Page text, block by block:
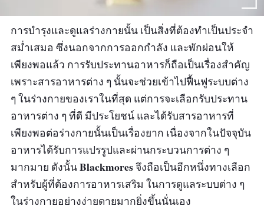
การบำรุงและดูแลร่างกายนั้น เป็นสิ่งที่ต้องทำเป็นประจำ
สม่ำเสมอ ซึ่งนอกจากการออกกำลัง และพักผ่อนให้
เพียงพอแล้ว การรับประทานอาหารก็ถือเป็นเรื่องสำคัญ
เพราะสารอาหารต่าง ๆ นั้นจะช่วยเข้าไปฟื้นฟูระบบต่าง
ๆ ในร่างกายของเราในที่สุด แต่การจะเลือกรับประทาน
อาหารต่าง ๆ ที่ดี มีประโยชน์ และได้รับสารอาหารที่
เพียงพอต่อร่างกายนั้นเป็นเรื่องยาก เนื่องจากในปัจจุบัน
อาหารได้รับการแปรรูปและผ่านกระบวนการต่าง ๆ
มากมาย ดังนั้นBlackmoresจึงถือเป็นอีกหนึ่งทางเลือก
สำหรับผู้ที่ต้องการอาหารเสริม ในการดูแลระบบต่าง ๆ
ในร่างกายอย่างง่ายดายมากยิ่งขึ้นนั่นเอง